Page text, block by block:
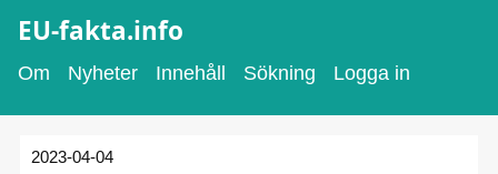
EU-fakta.info
Om Nyheter Innehåll Sökning Logga in
2023-04-04